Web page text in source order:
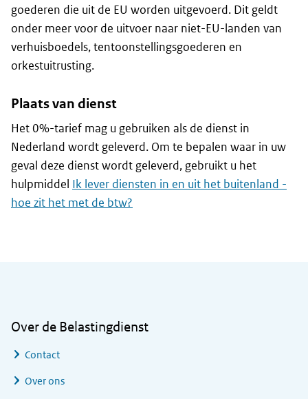
goederen die uit de EU worden uitgevoerd. Dit geldt
onder meer voor de uitvoer naar niet-EU-landen van
verhuisboedels, tentoonstellingsgoederen en
orkestuitrusting.
Plaats van dienst
Het 0%-tarief mag u gebruiken als de dienst in
Nederland wordt geleverd. Om te bepalen waar in uw
geval deze dienst wordt geleverd, gebruikt u het
hulpmiddel Ik lever diensten in en uit het buitenland -
hoe zit het met de btw?
Over de Belastingdienst
Contact
Over ons